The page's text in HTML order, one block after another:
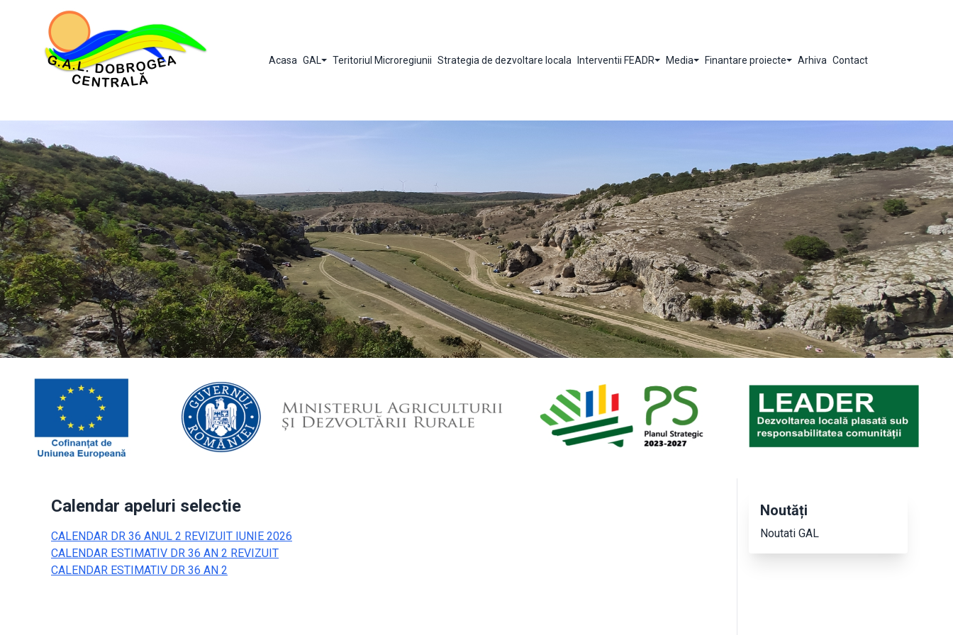
Acasa GAL Teritoriul Microregiunii Strategia de dezvoltare locala Interventii FEADR Media Finantare proiecte Arhiva Contact
Calendar apeluri selectie
CALENDAR DR 36 ANUL 2 REVIZUIT IUNIE 2026
CALENDAR ESTIMATIV DR 36 AN 2 REVIZUIT
CALENDAR ESTIMATIV DR 36 AN 2
Noutăți
Noutati GAL